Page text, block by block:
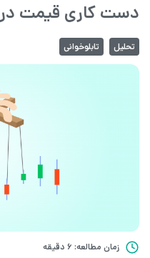
دست کاری قیمت
تحلیل تابلوخوانی
زمان مطالعه: 6 دقیقه